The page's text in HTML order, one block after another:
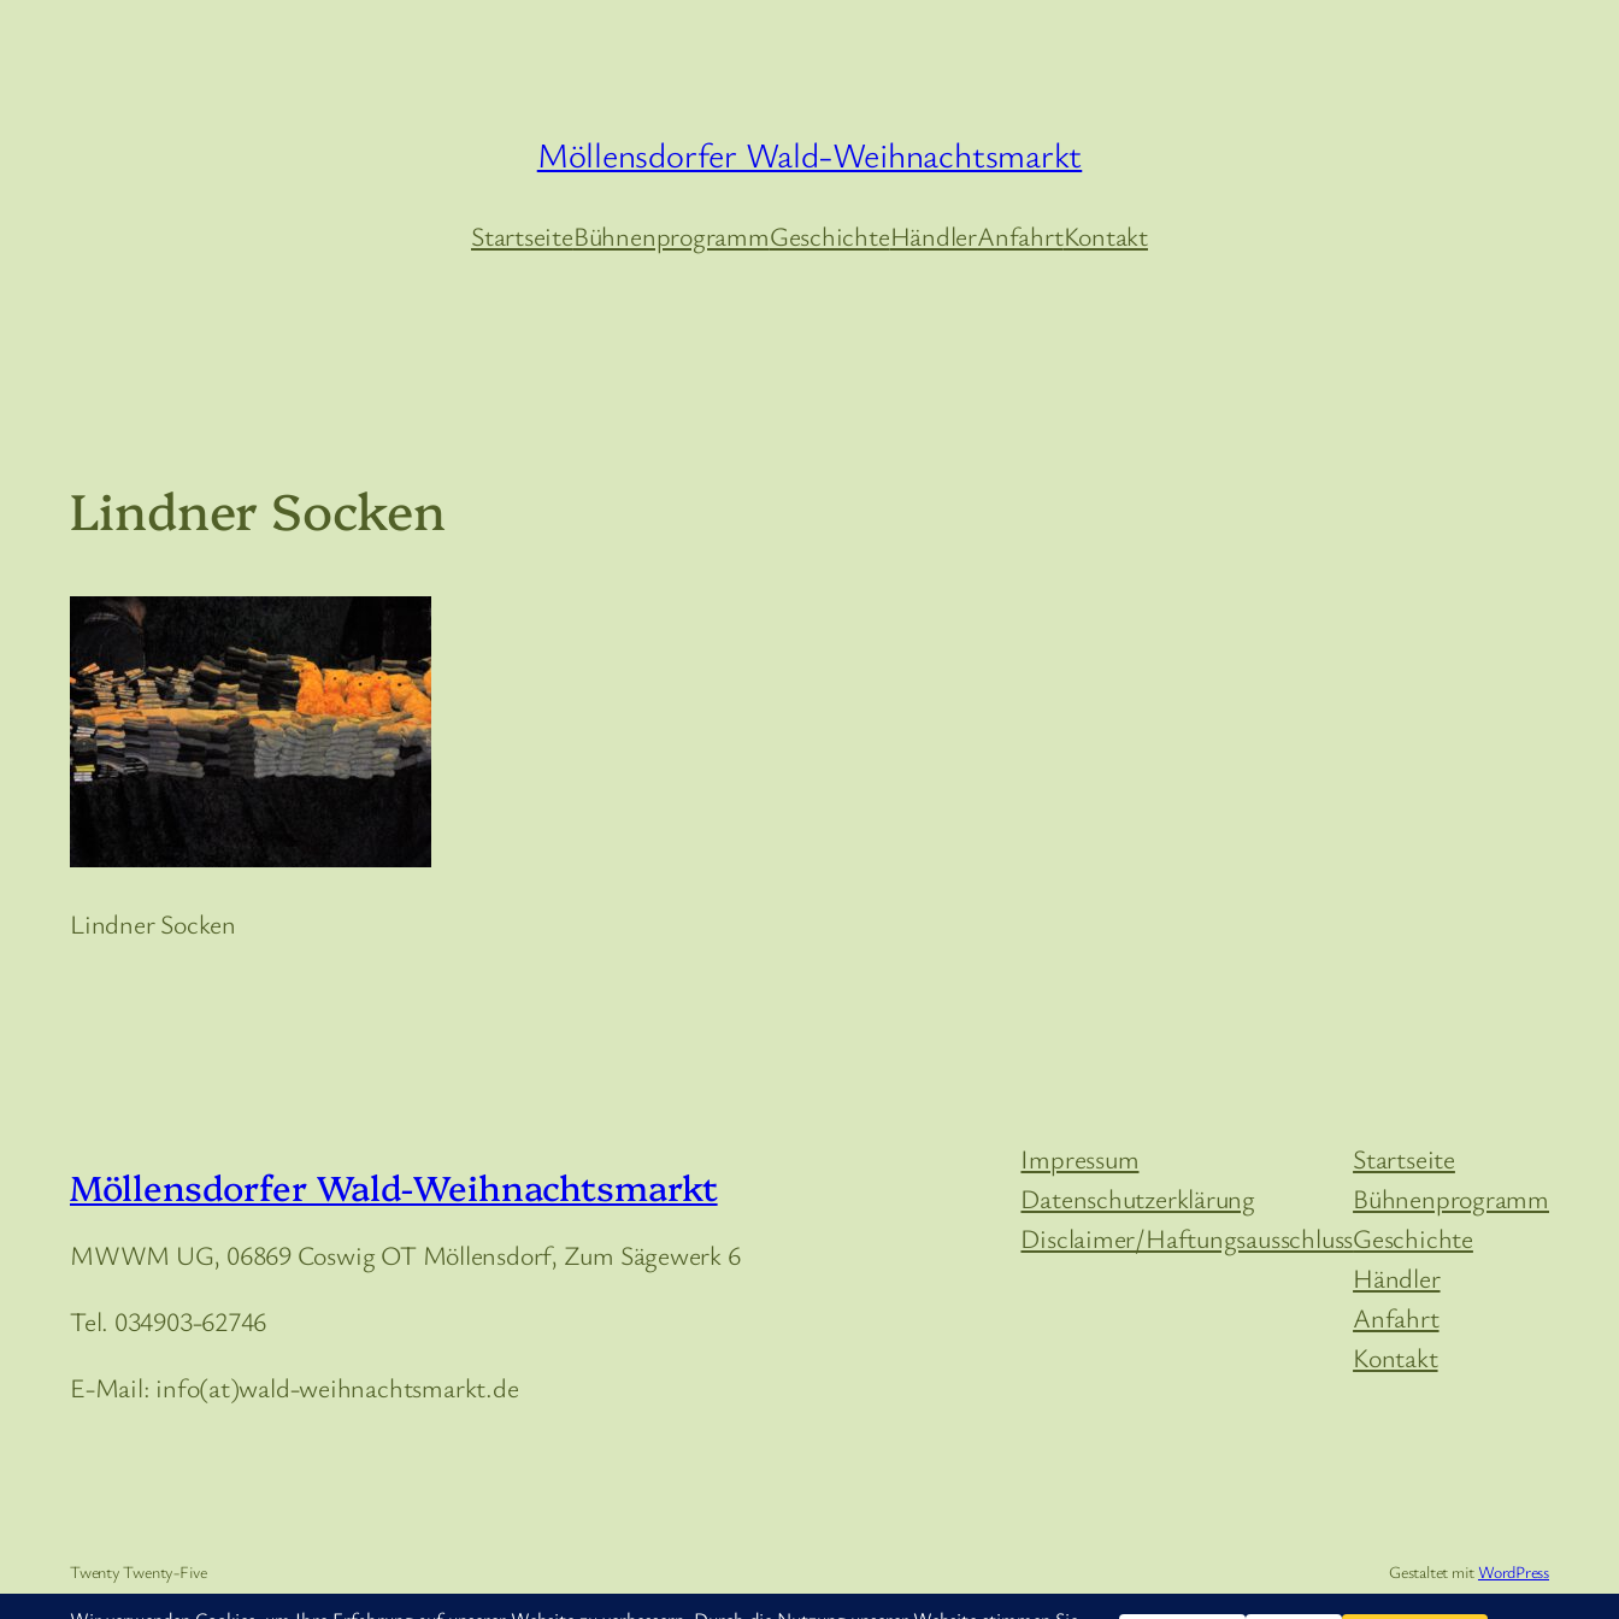
Möllensdorfer Wald-Weihnachtsmarkt
StartseiteBühnenprogrammGeschichteHändlerAnfahrtKontakt
Lindner Socken
Lindner Socken
Möllensdorfer Wald-Weihnachtsmarkt
MWWM UG, 06869 Coswig OT Möllensdorf, Zum Sägewerk 6
Tel. 034903-62746
E-Mail: info(at)wald-weihnachtsmarkt.de
Impressum
Datenschutzerklärung
Disclaimer/Haftungsausschluss
Startseite
Bühnenprogramm
Geschichte
Händler
Anfahrt
Kontakt
Twenty Twenty-Five Gestaltet mitWordPress